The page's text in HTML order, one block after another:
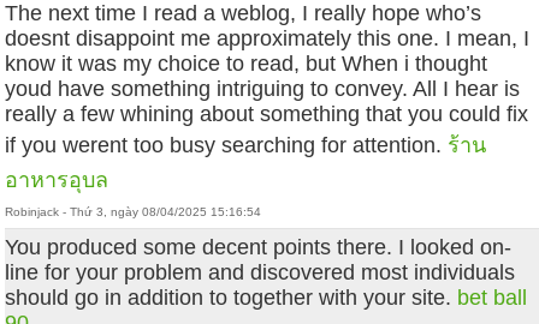
The next time I read a weblog, I really hope who’s
doesnt disappoint me approximately this one. I mean, I
know it was my choice to read, but When i thought
youd have something intriguing to convey. All I hear is
really a few whining about something that you could fix
if you werent too busy searching for attention. ร้าน
อาหารอุบล
Robinjack - Thứ 3, ngày 08/04/2025 15:16:54
You produced some decent points there. I looked on-
line for your problem and discovered most individuals
should go in addition to together with your site. bet ball